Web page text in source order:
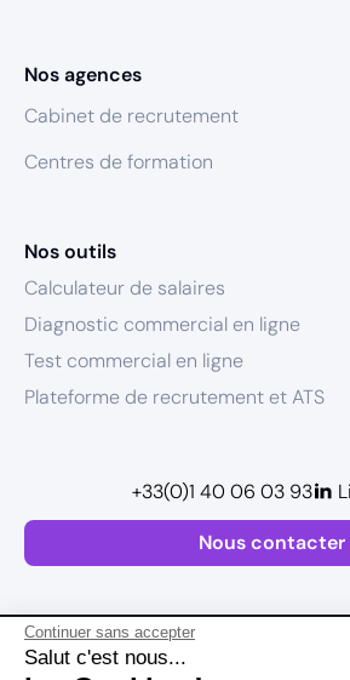
Continuer sans accepter
Salut c'est nous...
Nos agences
Cabinet de recrutement
Centres de formation
Nos outils
Calculateur de salaires
Diagnostic commercial en ligne
Test commercial en ligne
Plateforme de recrutement et ATS
Nous contacter
+33(0)1 40 06 03 93